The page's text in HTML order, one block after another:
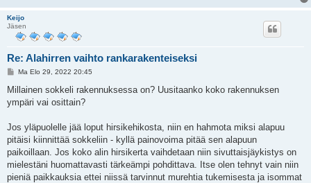
Keijo
Jäsen
Re: Alahirren vaihto rankarakenteiseksi
V
e
t
Ma Elo 29, 2022 20:45
Millainen sokkeli rakennuksessa on? Uusitaanko koko rakennuksen
ympäri vai osittain?
Jos yläpuolelle jää loput hirsikehikosta, niin en hahmota miksi alapuu
pitäisi kiinnittää sokkeliin - kyllä painovoima pitää sen alapuun
paikoillaan. Jos koko alin hirsikerta vaihdetaan niin sivuttaisjäykistys on
mielestäni huomattavasti tärkeämpi pohdittava. Itse olen tehnyt vain niin
pieniä paikkauksia ettei niissä tarvinnut murehtia tukemisesta ja isommat